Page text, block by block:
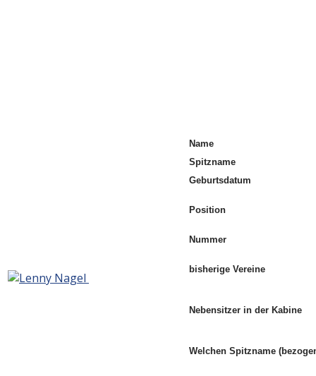
Name
Spitzname
Geburtsdatum
Position
Nummer
bisherige Vereine
Nebensitzer in der Kabine
Welchen Spitzname